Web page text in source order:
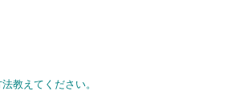
教えてください。